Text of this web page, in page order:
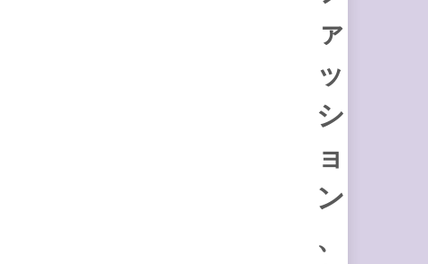
ァ
ッ
シ
ョ
ン
、